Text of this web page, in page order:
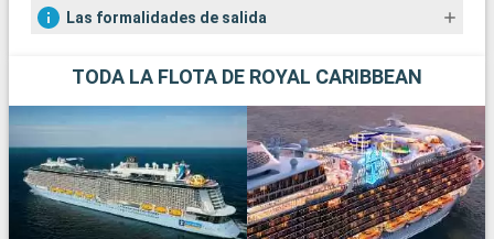
Las formalidades de salida
TODA LA FLOTA DE ROYAL CARIBBEAN